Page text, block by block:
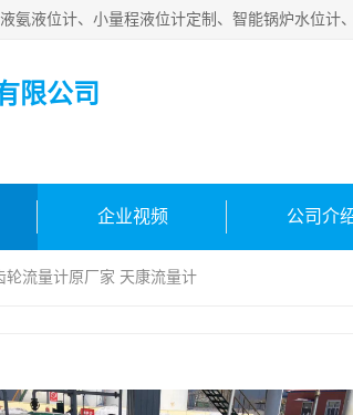
限公司
企业视频 公司介
轮流量计原厂家 天康流量计